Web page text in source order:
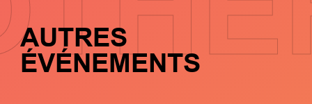
AUTRES
ÉVÉNEMENTS